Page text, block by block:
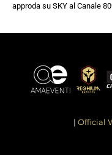
approda su SKY al Canale
| Official